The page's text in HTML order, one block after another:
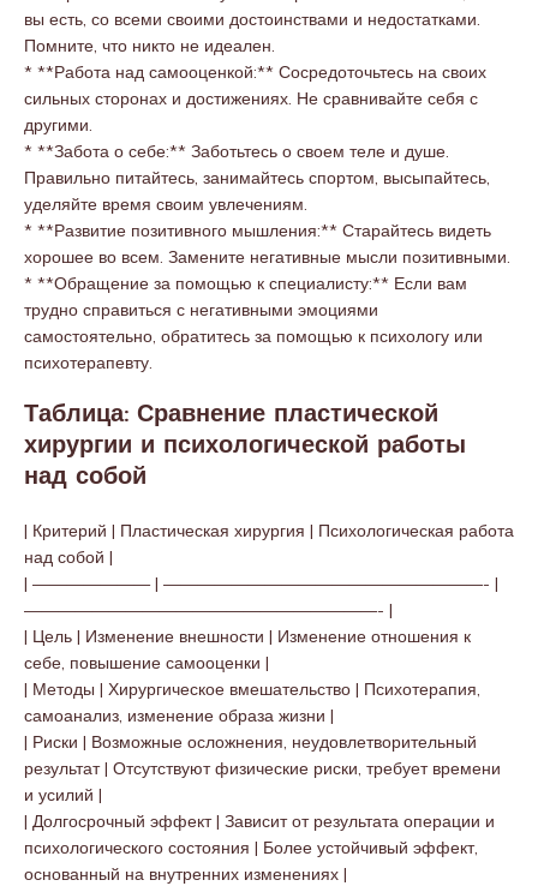
вы есть, со всеми своими достоинствами и недостатками.
Помните, что никто не идеален.
* **Работа над самооценкой:** Сосредоточьтесь на своих
сильных сторонах и достижениях. Не сравнивайте себя с
другими.
* **Забота о себе:** Заботьтесь о своем теле и душе.
Правильно питайтесь, занимайтесь спортом, высыпайтесь,
уделяйте время своим увлечениям.
* **Развитие позитивного мышления:** Старайтесь видеть
хорошее во всем. Замените негативные мысли позитивными.
* **Обращение за помощью к специалисту:** Если вам
трудно справиться с негативными эмоциями
самостоятельно, обратитесь за помощью к психологу или
психотерапевту.
Таблица: Сравнение пластической
хирургии и психологической работы
над собой
| Критерий | Пластическая хирургия | Психологическая работа
над собой |
| ——————— | ———————————————————- |
—————————————————————- |
| Цель | Изменение внешности | Изменение отношения к
себе, повышение самооценки |
| Методы | Хирургическое вмешательство | Психотерапия,
самоанализ, изменение образа жизни |
| Риски | Возможные осложнения, неудовлетворительный
результат | Отсутствуют физические риски, требует времени
и усилий |
| Долгосрочный эффект | Зависит от результата операции и
психологического состояния | Более устойчивый эффект,
основанный на внутренних изменениях |